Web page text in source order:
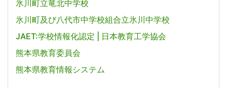
氷川町立竜北中学校
氷川町及び八代市中学校組合立氷川中学校
JAET:学校情報化認定 | 日本教育工学協会
熊本県教育委員会
熊本県教育情報システム